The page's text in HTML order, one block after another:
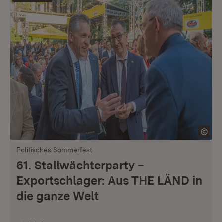
Politisches Sommerfest
61. Stallwächterparty –
Exportschlager: Aus THE LÄND in
die ganze Welt